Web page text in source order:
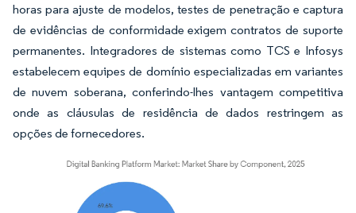
horas para ajuste de modelos, testes de penetração e captura
de evidências de conformidade exigem contratos de suporte
permanentes. Integradores de sistemas como TCS e Infosys
estabelecem equipes de domínio especializadas em variantes
de nuvem soberana, conferindo-lhes vantagem competitiva
onde as cláusulas de residência de dados restringem as
opções de fornecedores.